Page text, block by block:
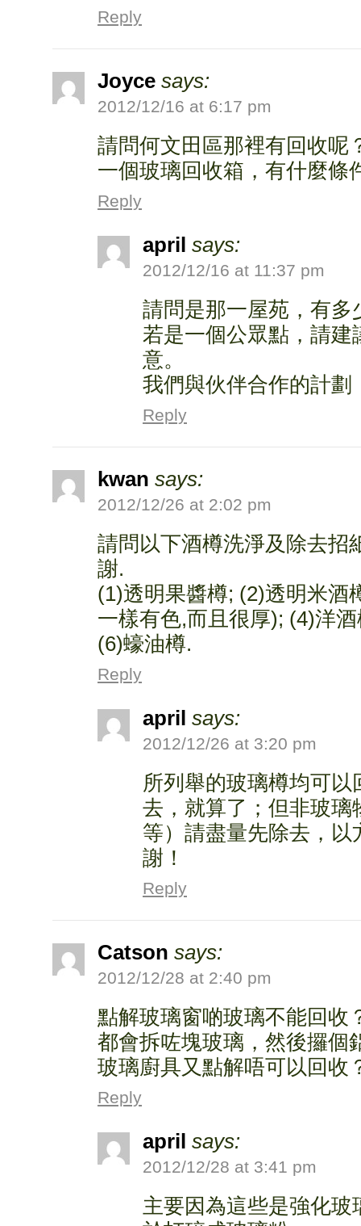
Reply
Joyce says:
2012/12/16 at 6:17 pm
請問何文田區那裡有回收呢
一個玻璃回收箱，有什麼條
Reply
april says:
2012/12/16 at 11:37 pm
請問是那一屋苑，有多
若是一個公眾點，請
意。
我們與伙伴合作的計劃
Reply
kwan says:
2012/12/26 at 2:02 pm
請問以下酒樽洗淨及除去招
謝.
(1)透明果醬樽; (2)透明米酒
一樣有色,而且很厚); (4)洋
(6)蠔油樽.
Reply
april says:
2012/12/26 at 3:20 pm
所列舉的玻璃樽均可
去，就算了；但非玻璃
等）請盡量先除去，
謝！
Reply
Catson says:
2012/12/28 at 2:40 pm
點解玻璃窗啲玻璃不能回收
都會拆咗塊玻璃，然後攞個
玻璃廚具又點解唔可以回收
Reply
april says:
2012/12/28 at 3:41 pm
主要因為這些是強化